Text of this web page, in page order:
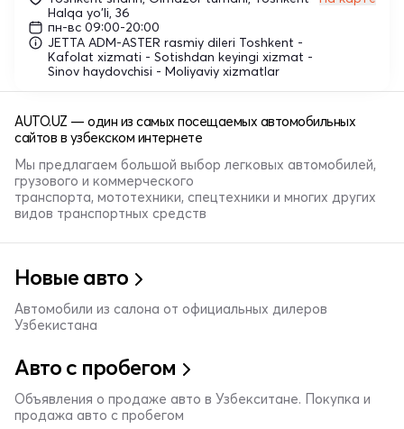
Halqa yo'li, 36
пн-вс 09:00-20:00
JETTA ADM-ASTER rasmiy dileri Toshkent -
Kafolat xizmati - Sotishdan keyingi xizmat -
Sinov haydovchisi - Moliyaviy xizmatlar
AUTO.UZ — один из самых посещаемых автомобильных
сайтов в узбекском интернете
Мы предлагаем большой выбор легковых автомобилей,
грузового и коммерческого
транспорта, мототехники, спецтехники и многих других
видов транспортных средств
Новые авто
Автомобили из салона от официальных дилеров
Узбекистана
Авто с пробегом
Объявления о продаже авто в Узбекситане. Покупка и
продажа авто с пробегом